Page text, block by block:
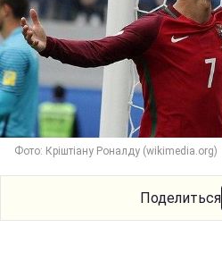
Фото: Кріштіану Роналду (wikimedia.org)
Поделиться